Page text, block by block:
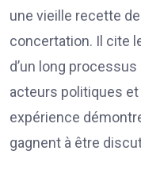
une vieille recette
concertation. Il cite
d’un long
acteurs politiques
expérience
gagnent à être